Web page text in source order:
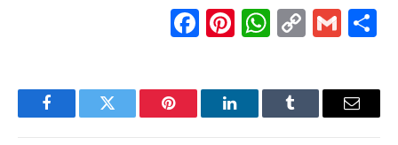
Facebook
Pinterest
Copy
FacebookTwitter Pinterest LinkedInTumblr Email